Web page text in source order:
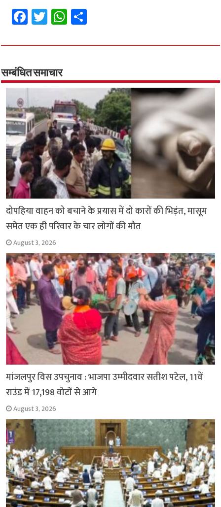
Fa
ce
b
o
o
k
T
wi
tt
er
W
h
at
p
p
ar
सम्बंधित समाचार
दोपहिया वाहन को बचाने के प्रयास में दो कारों की भिड़ंत, मासूम
समेत एक ही परिवार के चार लोगों की मौत
August 3, 2026
मांजलपुर विस उपचुनाव : भाजपा उम्मीदवार सतीश पटेल, 11वें
राउंड में 17,198 वोटों से आगे
August 3, 2026